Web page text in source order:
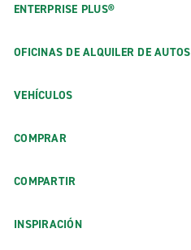
ENTERPRISE PLUS®
OFICINAS DE ALQUILER DE AUTOS
VEHÍCULOS
COMPRAR
COMPARTIR
INSPIRACIÓN